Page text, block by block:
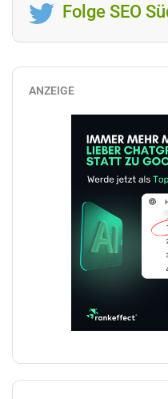
Folge SEO
ANZEIGE